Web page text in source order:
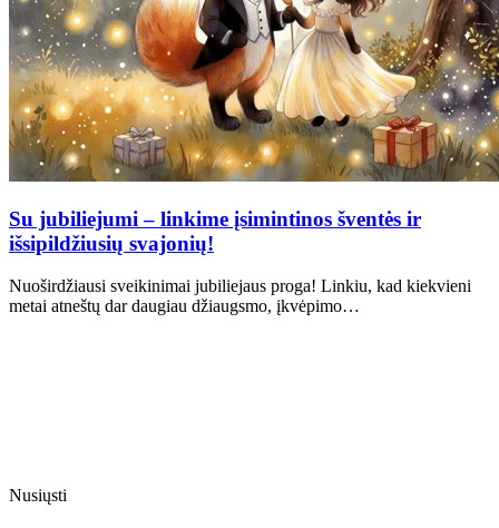
Su jubiliejumi – linkime įsimintinos šventės ir
išsipildžiusių svajonių!
Nuoširdžiausi sveikinimai jubiliejaus proga! Linkiu, kad kiekvieni
metai atneštų dar daugiau džiaugsmo, įkvėpimo…
Nusiųsti